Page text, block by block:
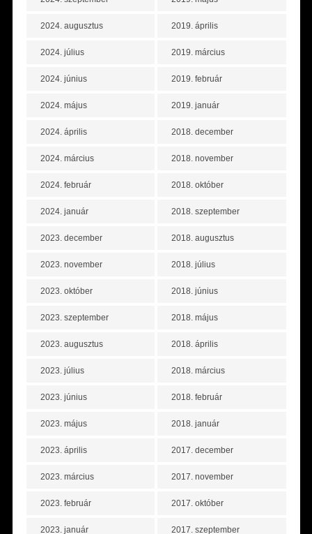
2024. augusztus
2024. július
2024. június
2024. május
2024. április
2024. március
2024. február
2024. január
2023. december
2023. november
2023. október
2023. szeptember
2023. augusztus
2023. július
2023. június
2023. május
2023. április
2023. március
2023. február
2023. január
2019. április
2019. március
2019. február
2019. január
2018. december
2018. november
2018. október
2018. szeptember
2018. augusztus
2018. július
2018. június
2018. május
2018. április
2018. március
2018. február
2018. január
2017. december
2017. november
2017. október
2017. szeptember